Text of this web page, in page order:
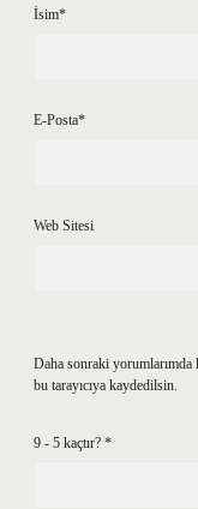
İsim*
E-Posta*
Web Sitesi
Daha sonraki yorumlarımda
bu tarayıcıya kaydedilsin.
9 - 5 kaçtır? *